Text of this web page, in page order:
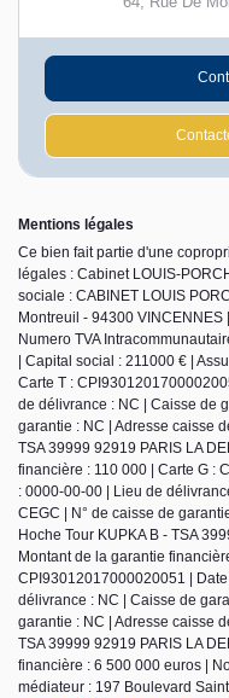
Mentions légales
Ce bien fait partie d'une
légales : Cabinet LOUIS-
sociale : CABINET LOUIS
Montreuil - 94300 VINCENNES
Numero TVA
| Capital social : 211000 € |
Carte T :
de délivrance : NC | Caisse de
garantie : NC | Adresse caisse
TSA 39999 92919 PARIS LA
financière : 110 000 | Carte G :
: 0000-00-00 | Lieu de
CEGC | N° de caisse de
Hoche Tour KUPKA B - TSA
Montant de la garantie
CPI93012017000020051 |
délivrance : NC | Caisse de
garantie : NC | Adresse caisse
TSA 39999 92919 PARIS LA
financière : 6 500 000 euros |
médiateur : 197 Boulevard